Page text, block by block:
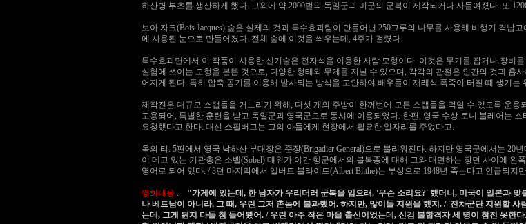
하산병 부츠를 생산하게 했다. 그외에 약 2000벌의 독일군과 미군의 군복이 제작되거나 사들여졌다. 또
보아 자크(Bois Jacques) 숲은 실제의 것과 특수효과팀이 만들어낸 250그루의 나무를 사용해 비행기 격납
에 사용된 눈으로 만들어졌다. 전체 숲에 이것을 씌우는데, 4주가 걸렸다.
특수효과면에서 이 작품이 사용한 신기술은 전자석을 이용한 사람 모형이다. 이것은 무기를 잡거나 장비
실험에 쓰이는 모형을 본뜬 것으로, 다양한 형태와 무게를 지닐 수 있으며, 각각의 관절은 인간의 것과 흡
어지게 된다. 특히 압축 공기를 이용해 발사되는 방식을 고안하여 배우들이 재래식 폭죽이 터질 때 생기는
제작진은 대규모 스탭들을 거느리기 위해, 다섯 개의 주방이 한꺼번에 모든 스탭들을 먹일 수 있도록 운
고용되어, 특별한 훈련을 받고 독일군과 영국군으로 동시에 이용되었다. 한편, 영국 수상 토니 블레어는
요청했다고 한다. 대신 스필버그는 그의 아들에게 현장에서 필요한 일자리를 주었다고.
옥의 티. 5편에서 영국 낙하산 부대장은 준장(Brigadier General)으로 불리워진다. 하지만 영국군에서는 20
이 메고 있는 기관총은 소벨(Sobel) 대위가 야간 행군에서의 불복종에 대해 그와 대면하는 장면 사이에
영어로 되어 있다. / 3편 마지막에서 앨버트 블라이드(Albert Blithe)는 부상으로 1948년 죽는다고 언급되지
영화내용 : "가게에 있는데, 한 남자가 우리더러 군복을 입으래. '무슨 소리요?' 했더니, 미국이 일본과
나 베트남이 아니라. 그 때, 우린 그저 촌놈에 불과했어. 하지만, 많이들 지원을 했지. / '전차군단 지원할
는데, 그게 뭔지 다들 첨 들어봤어. / 우린 아주 작은 마을 출신이었는데, 신검 불합격자 세 명이 참전 못한